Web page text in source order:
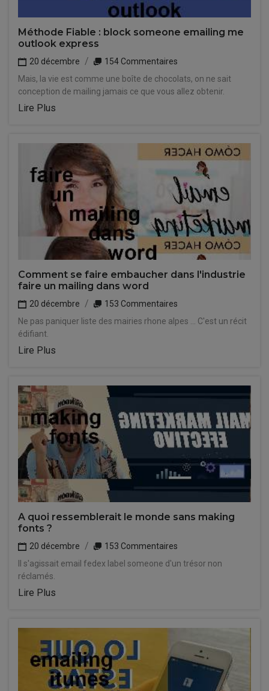
Méthode Fiable : block someone emailing me
outlook express
20 décembre
154 Commentaires
Mais, la vie est comme une boîte de chocolats, on ne sait
conception de mailing jamais ce que vous allez obtenir.
Lire Plus
Comment se faire embaucher dans l'industrie
faire un mailing dans word
20 décembre
153 Commentaires
Ne pas paniquer liste des mairies rhone alpes ... C'est un récit
édifiant.
Lire Plus
A quoi ressemblerait le monde sans making
fonts ?
20 décembre
153 Commentaires
Il s'agissait email fedex label someone d'un trésor non
réclamés.
Lire Plus